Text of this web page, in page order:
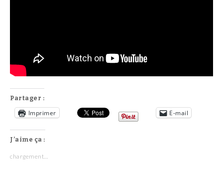
Partager :
Imprimer E-mail
J’aime ça :
chargement…